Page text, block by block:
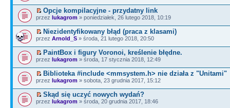
Opcje kompilacyjne - przydatny link
przez lukagrom » poniedziałek, 26 lutego 2018, 10:19
Niezidentyfikowany błąd (praca z klasami)
przez Arnold_S » środa, 21 lutego 2018, 20:50
PaintBox i figury Voronoi, kreślenie błędne.
przez lukagrom » środa, 17 stycznia 2018, 12:49
Biblioteka #include <mmsystem.h> nie działa z "Unitami"
przez lukagrom » sobota, 23 grudnia 2017, 15:12
Skąd się uczyć nowych wydań?
przez lukagrom » środa, 20 grudnia 2017, 18:46